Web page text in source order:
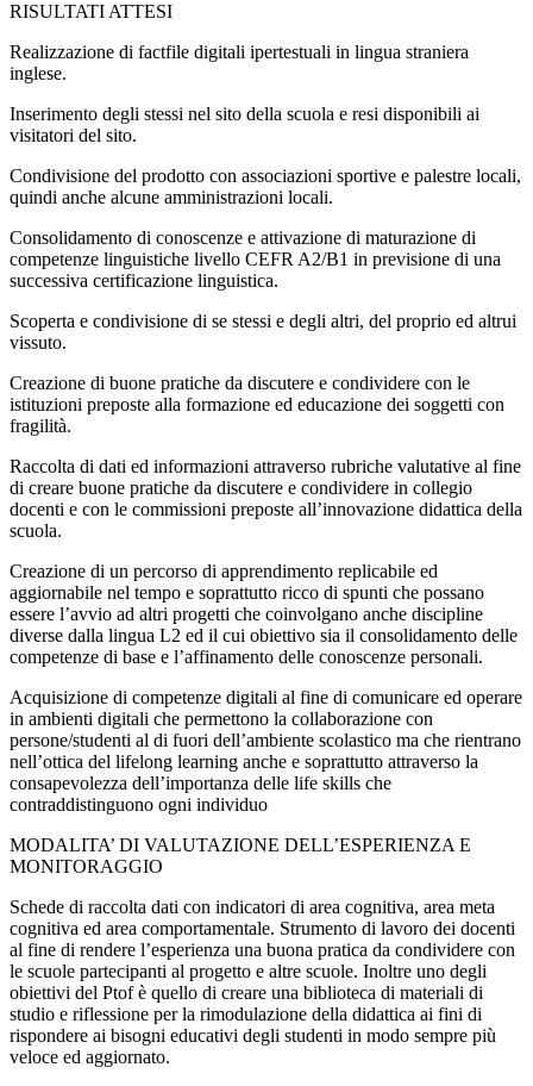
RISULTATI ATTESI
Realizzazione di factfile digitali ipertestuali in lingua straniera
inglese.
Inserimento degli stessi nel sito della scuola e resi disponibili ai
visitatori del sito.
Condivisione del prodotto con associazioni sportive e palestre locali,
quindi anche alcune amministrazioni locali.
Consolidamento di conoscenze e attivazione di maturazione di
competenze linguistiche livello CEFR A2/B1 in previsione di una
successiva certificazione linguistica.
Scoperta e condivisione di se stessi e degli altri, del proprio ed altrui
vissuto.
Creazione di buone pratiche da discutere e condividere con le
istituzioni preposte alla formazione ed educazione dei soggetti con
fragilità.
Raccolta di dati ed informazioni attraverso rubriche valutative al fine
di creare buone pratiche da discutere e condividere in collegio
docenti e con le commissioni preposte all’innovazione didattica della
scuola.
Creazione di un percorso di apprendimento replicabile ed
aggiornabile nel tempo e soprattutto ricco di spunti che possano
essere l’avvio ad altri progetti che coinvolgano anche discipline
diverse dalla lingua L2 ed il cui obiettivo sia il consolidamento delle
competenze di base e l’affinamento delle conoscenze personali.
Acquisizione di competenze digitali al fine di comunicare ed operare
in ambienti digitali che permettono la collaborazione con
persone/studenti al di fuori dell’ambiente scolastico ma che rientrano
nell’ottica del lifelong learning anche e soprattutto attraverso la
consapevolezza dell’importanza delle life skills che
contraddistinguono ogni individuo
MODALITA’ DI VALUTAZIONE DELL’ESPERIENZA E
MONITORAGGIO
Schede di raccolta dati con indicatori di area cognitiva, area meta
cognitiva ed area comportamentale. Strumento di lavoro dei docenti
al fine di rendere l’esperienza una buona pratica da condividere con
le scuole partecipanti al progetto e altre scuole. Inoltre uno degli
obiettivi del Ptof è quello di creare una biblioteca di materiali di
studio e riflessione per la rimodulazione della didattica ai fini di
rispondere ai bisogni educativi degli studenti in modo sempre più
veloce ed aggiornato.